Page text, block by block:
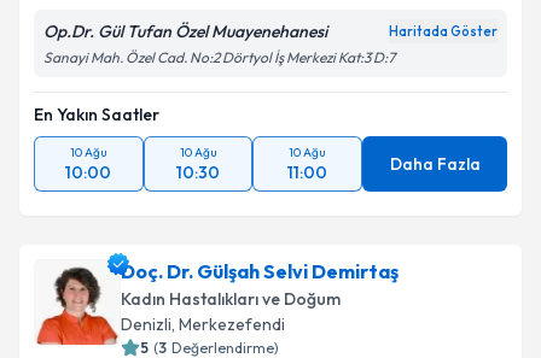
Op.Dr. Gül Tufan Özel Muayenehanesi Haritada Göster
Sanayi Mah. Özel Cad. No:2 Dörtyol İş Merkezi Kat:3 D:7
En Yakın Saatler
10 Ağu
10:00
10 Ağu
10:30
10 Ağu
11:00 Daha Fazla
Doç. Dr. Gülşah Selvi Demirtaş
Kadın Hastalıkları ve Doğum
Denizli, Merkezefendi
5 (3 Değerlendirme)